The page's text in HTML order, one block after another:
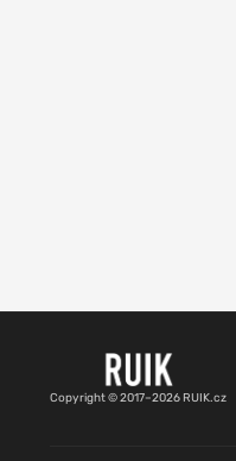
Copyright © 2017–2026 RUIK.cz